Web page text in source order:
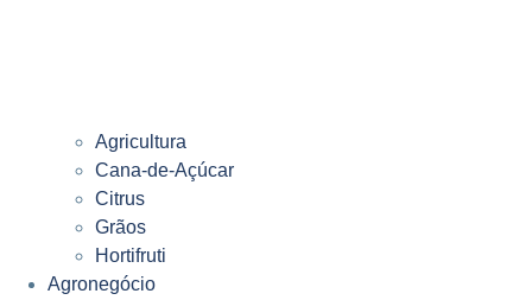
Agricultura
Cana-de-Açúcar
Citrus
Grãos
Hortifruti
Agronegócio